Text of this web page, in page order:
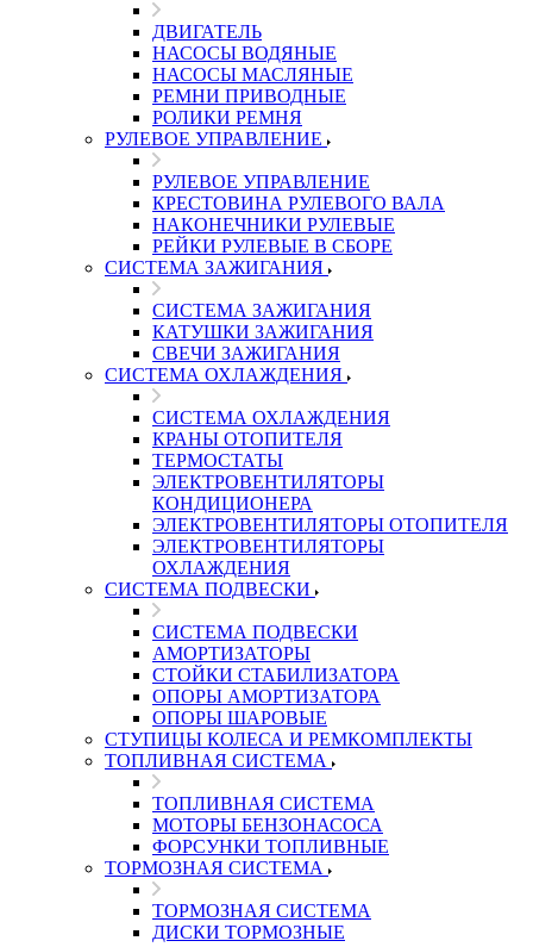
ДВИГАТЕЛЬ
НАСОСЫ ВОДЯНЫЕ
НАСОСЫ МАСЛЯНЫЕ
РЕМНИ ПРИВОДНЫЕ
РОЛИКИ РЕМНЯ
РУЛЕВОЕ УПРАВЛЕНИЕ
РУЛЕВОЕ УПРАВЛЕНИЕ
КРЕСТОВИНА РУЛЕВОГО ВАЛА
НАКОНЕЧНИКИ РУЛЕВЫЕ
РЕЙКИ РУЛЕВЫЕ В СБОРЕ
СИСТЕМА ЗАЖИГАНИЯ
СИСТЕМА ЗАЖИГАНИЯ
КАТУШКИ ЗАЖИГАНИЯ
СВЕЧИ ЗАЖИГАНИЯ
СИСТЕМА ОХЛАЖДЕНИЯ
СИСТЕМА ОХЛАЖДЕНИЯ
КРАНЫ ОТОПИТЕЛЯ
ТЕРМОСТАТЫ
ЭЛЕКТРОВЕНТИЛЯТОРЫ
КОНДИЦИОНЕРА
ЭЛЕКТРОВЕНТИЛЯТОРЫ ОТОПИТЕЛЯ
ЭЛЕКТРОВЕНТИЛЯТОРЫ
ОХЛАЖДЕНИЯ
СИСТЕМА ПОДВЕСКИ
СИСТЕМА ПОДВЕСКИ
АМОРТИЗАТОРЫ
СТОЙКИ СТАБИЛИЗАТОРА
ОПОРЫ АМОРТИЗАТОРА
ОПОРЫ ШАРОВЫЕ
СТУПИЦЫ КОЛЕСА И РЕМКОМПЛЕКТЫ
ТОПЛИВНАЯ СИСТЕМА
ТОПЛИВНАЯ СИСТЕМА
МОТОРЫ БЕНЗОНАСОСА
ФОРСУНКИ ТОПЛИВНЫЕ
ТОРМОЗНАЯ СИСТЕМА
ТОРМОЗНАЯ СИСТЕМА
ДИСКИ ТОРМОЗНЫЕ